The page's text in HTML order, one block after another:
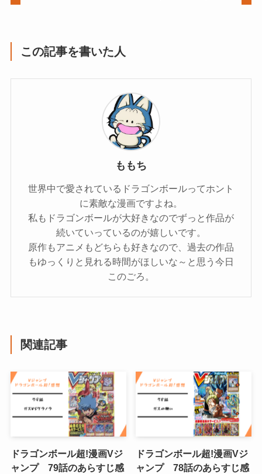
この記事を書いた人
ももち
世界中で愛されているドラゴンボールってホント
に素敵な漫画ですよね。
私もドラゴンボールが大好きなのでずっと作品が
続いていっているのが嬉しいです。
原作もアニメもどちらも好きなので、過去の作品
もゆっくりと見れる時間がほしいな～と思う今日
このごろ。
関連記事
ドラゴンボール超!漫画Vジ
ャンプ 79話のあらすじ感
ドラゴンボール超!漫画Vジ
ャンプ 78話のあらすじ感